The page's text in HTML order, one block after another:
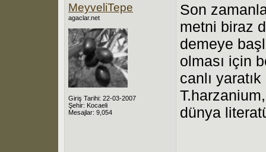
MeyveliTepe
agaclar.net
Giriş Tarihi: 22-03-2007
Şehir: Kocaeli
Mesajlar: 9,054
Son
metni biraz
demeye
olması için
canlı
dünya